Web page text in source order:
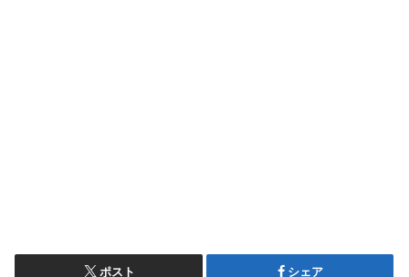
ポスト シェア